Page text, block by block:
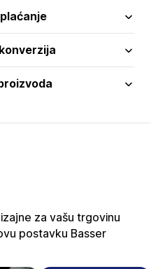
za vašu trgovinu
postavku Basser